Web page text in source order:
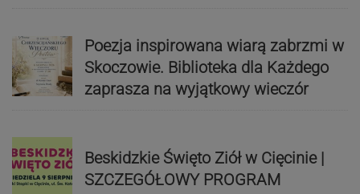
Poezja inspirowana wiarą zabrzmi w
Skoczowie. Biblioteka dla Każdego
zaprasza na wyjątkowy wieczór
Beskidzkie Święto Ziół w Cięcinie |
SZCZEGÓŁOWY PROGRAM